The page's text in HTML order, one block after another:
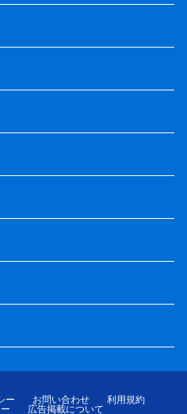
ー お問い合わせ
利用規約
広告掲載について